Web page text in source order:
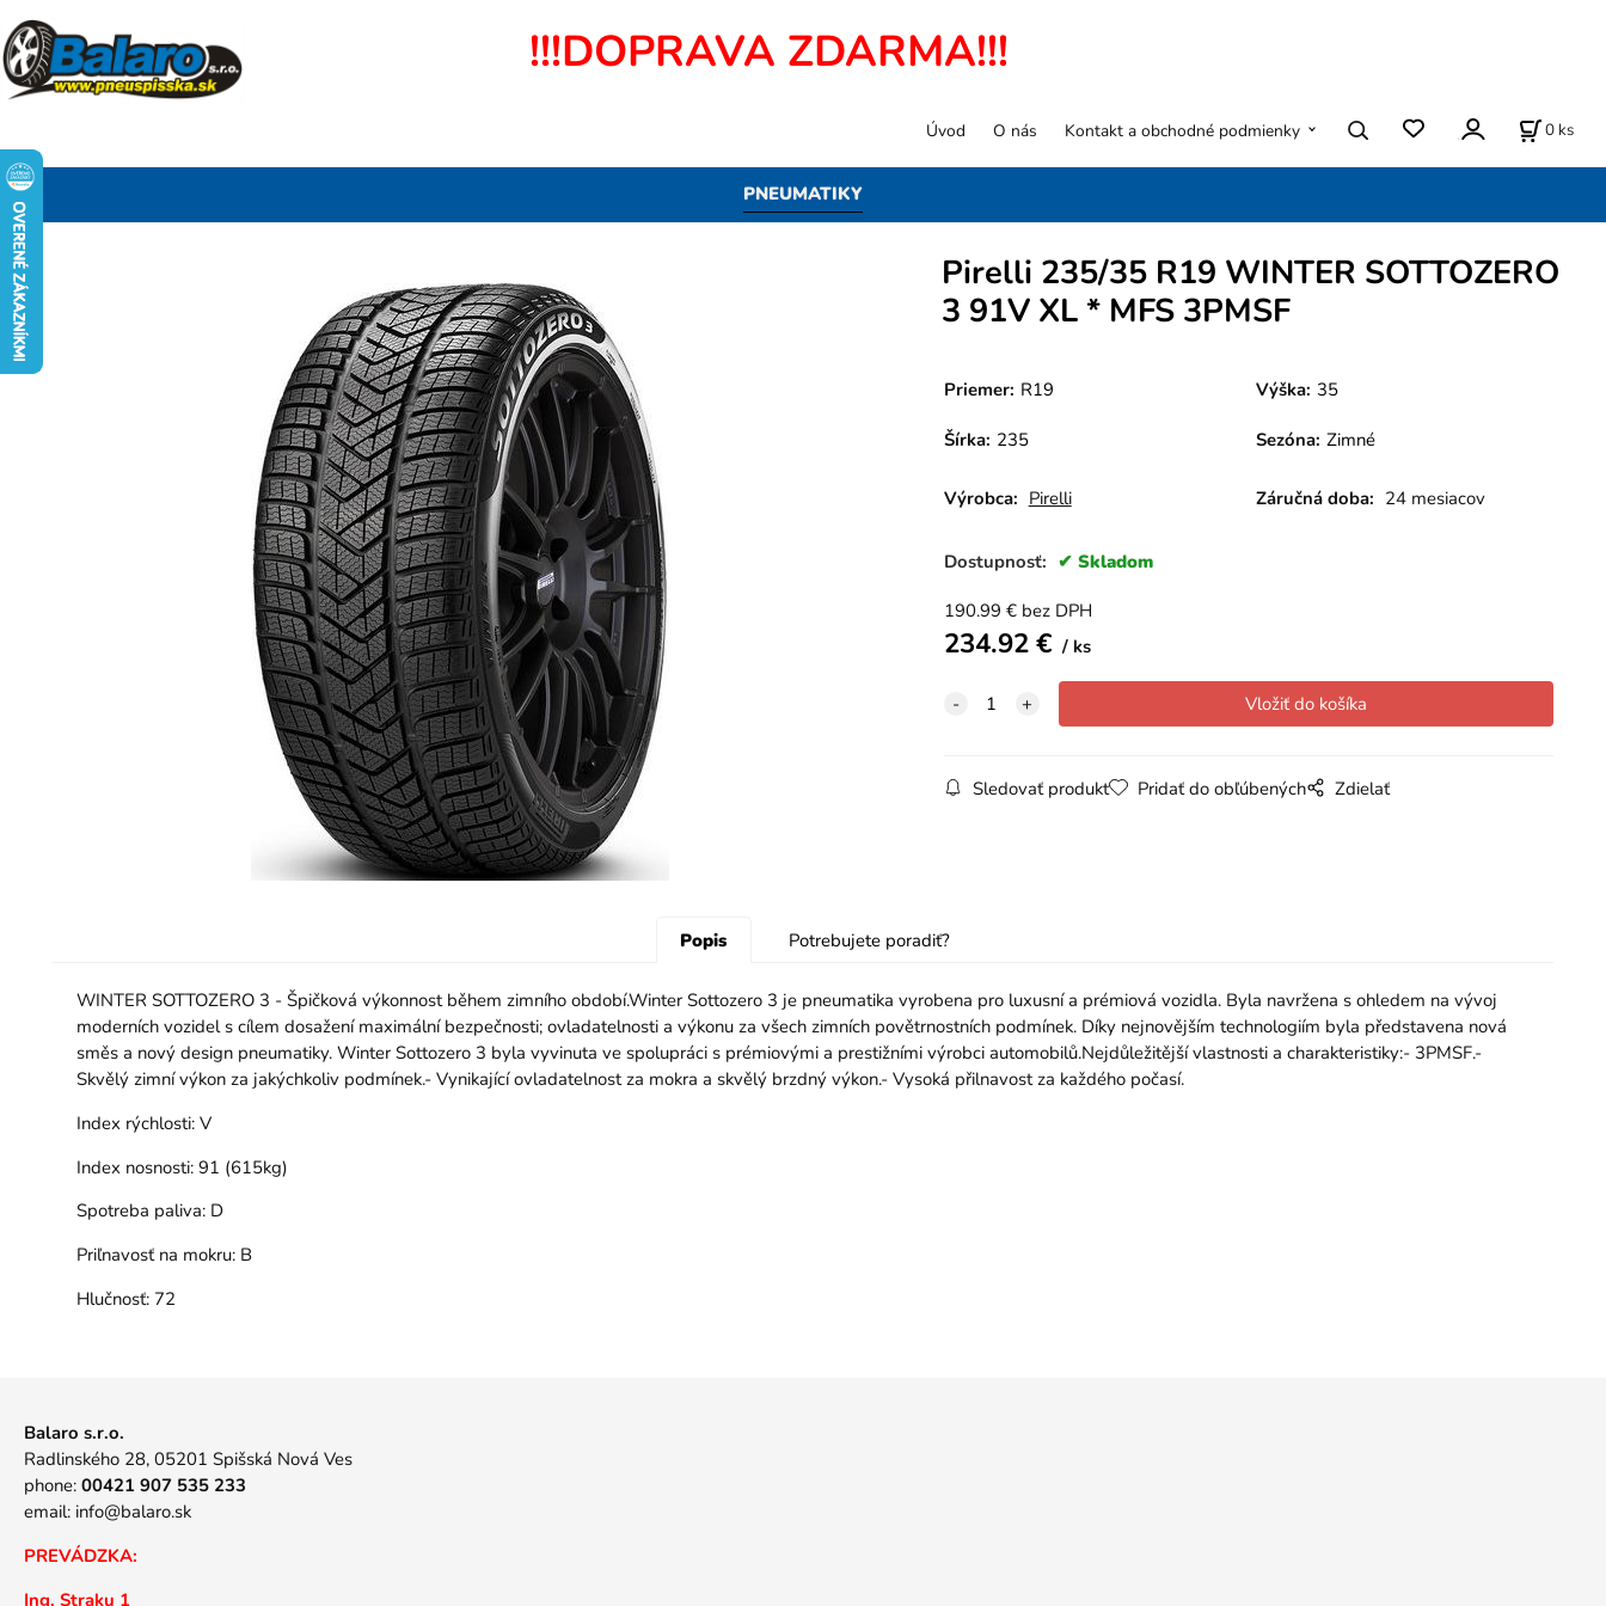
!!!DOPRAVA ZDARMA!!!
PNEUMATIKY
Úvod O nás Kontakt a obchodné podmienky 0 ks
Pirelli 235/35 R19 WINTER SOTTOZERO
3 91V XL * MFS 3PMSF
Priemer: R19 Výška: 35
Šírka: 235 Sezóna: Zimné
Výrobca: Pirelli Záručná doba: 24 mesiacov
Dostupnosť: Skladom
190.99 € bez DPH
234.92€ ks
Sledovať produkt Pridať do obľúbených Zdielať
Popis Potrebujete poradiť?
WINTER SOTTOZERO 3 - Špičková výkonnost během zimního období.Winter Sottozero 3 je pneumatika vyrobena pro luxusní a prémiová vozidla. Byla navržena s ohledem na vývoj
moderních vozidel s cílem dosažení maximální bezpečnosti; ovladatelnosti a výkonu za všech zimních povětrnostních podmínek. Díky nejnovějším technologiím byla představena nová
směs a nový design pneumatiky. Winter Sottozero 3 byla vyvinuta ve spolupráci s prémiovými a prestižními výrobci automobilů.Nejdůležitější vlastnosti a charakteristiky:- 3PMSF.-
Skvělý zimní výkon za jakýchkoliv podmínek.- Vynikající ovladatelnost za mokra a skvělý brzdný výkon.- Vysoká přilnavost za každého počasí.
Index rýchlosti:V
Index nosnosti:91 (615kg)
Spotreba paliva:D
Priľnavosť na mokru:B
Hlučnosť:72
Balaro s.r.o.
Radlinského 28, 05201 Spišská Nová Ves
phone: 00421 907 535 233
email: info@balaro.sk
PREVÁDZKA:
Ing. Straku 1